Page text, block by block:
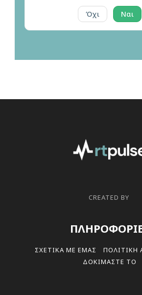
Όχι Ναι
CREATED BY
ΣΧΕΤΙΚΑ ΜΕ ΕΜΑΣ
ΠΟΛΙΤΙΚΗ
ΔΟΚΙΜΑΣΤΕ ΤΟ